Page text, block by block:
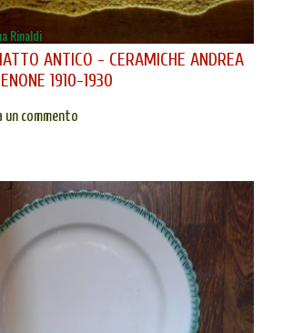
Rinaldi
ANTICO - CERAMICHE ANDREA
1910-1930
un commento